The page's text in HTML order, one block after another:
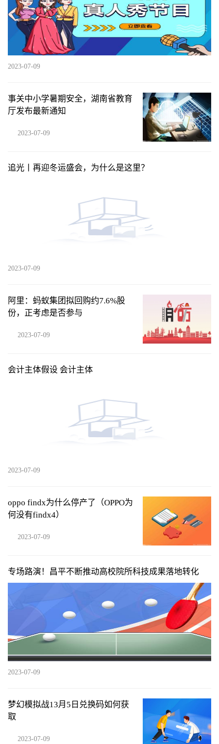
2023-07-09
事关中小学暑期安全，湖南省教育
厅发布最新通知
2023-07-09
追光丨再迎冬运盛会，为什么是这里？
2023-07-09
阿里：蚂蚁集团拟回购约7.6%股
份，正考虑是否参与
2023-07-09
会计主体假设 会计主体
2023-07-09
oppo findx为什么停产了（OPPO为
何没有findx4）
2023-07-09
专场路演！昌平不断推动高校院所科技成果落地转化
2023-07-09
梦幻模拟战13月5日兑换码如何获
取
2023-07-09